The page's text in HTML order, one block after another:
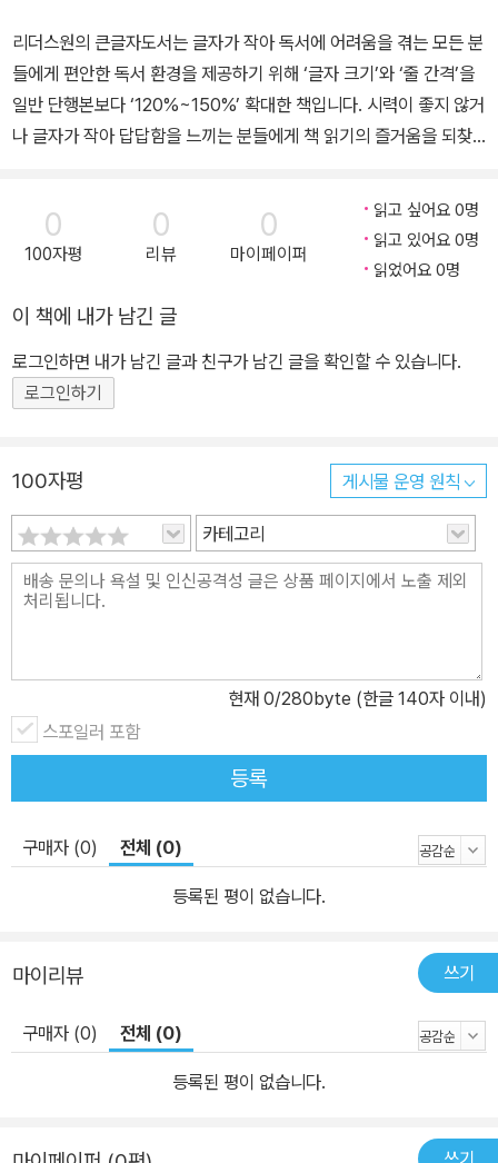
리더스원의 큰글자도서는 글자가 작아 독서에 어려움을 겪는 모든 분
들에게 편안한 독서 환경을 제공하기 위해 ‘글자 크기’와 ‘줄 간격’을
일반 단행본보다 ‘120%~150%’ 확대한 책입니다. 시력이 좋지 않거
나 글자가 작아 답답함을 느끼는 분들에게 책 읽기의 즐거움을 되찾
★ 독일 아마존, 슈피겔 베스트셀러 ★ 삶의 기쁨을 다채롭게 표현한
라울 뒤피의 그림 수록 “언제나 행복할 여지는 남아 있습니다.” 독일
의 국민 작가 악셀 하케가 스토아학파, 몽테뉴, 장자크 상페에게서 찾
한가? 눈살을 찌푸렸는가? 아니면 혹시 은은한 미소를 지었는가? 누
구나 밝은 표정, 긍정적인 마음으로 유쾌하게 살아가고 싶지만 그렇
게 하기가 무척 어렵다. 우리는 모두 각자의 문제를 갖고 하루하루를
힘겹게 살아간다. 또한 기후위기, 전쟁, 정치 분열 등 뉴스에서 들리는
절망을 무시한 채 유쾌하게 살아도 괜찮을까? 이 책 『삶은 당신의 표
정을 닮아간다』의 저자 악셀 하케는 이 질문을 바탕으로 우리를 ‘유쾌
함’의 넓고 깊은 세계로 안내한다. 그는 유쾌한 사람이 되고 싶지만 개
인적 경험과 여러 사회 문제는 그를 고민에 빠뜨린다. 삶을 버겁게 느
끼고 싶지 않지만 왜 그것이 어려울까? 왜 유쾌한 사람이 되고 싶을
게 다루었는지 탐구한다. 아리스토텔레스부터 몽테뉴, 괴테, 장자크
상페까지 유쾌함을 고민한 여러 인물의 글과 작품을 들여다보고, 그
속에서 발견한 것을 전한다. 예를 들어 장자크 상페는 불우한 어린 시
절을 보냈지만 그것을 극복하기 위해 유쾌한 삽화를 그렸고, “언제나
자 에곤 프리델은 언제나 똑같이 즐기고 죽을 준비가 되어 있는 몽테
뉴를 “유쾌한 세속적 인간 유형”이라고 일컬었다. 이렇듯 다양한 분
면 스마트폰을 던져두고 이 책을 아주 천천히 읽어보면 좋겠다.” 문화
사회에서 오랫동안 ‘인생의 재미’를 강조해 온 선구자로서 이 책을 극
찬했다. 그는 독일의 철학, 심리학, 문학 등이 오래전부터 즐거운 삶을
0
100자평
0
리뷰
0
마이페이퍼
읽고 싶어요 0명
읽고 있어요 0명
읽었어요 0명
이 책에 내가 남긴 글
로그인하면 내가 남긴 글과 친구가 남긴 글을 확인할 수 있습니다.
로그인하기
100자평 게시물 운영 원칙
카테고리
현재 0/280byte (한글 140자 이내)
스포일러 포함
등록
구매자 (0) 전체 (0)
등록된 평이 없습니다.
마이리뷰 쓰기
구매자 (0) 전체 (0)
등록된 평이 없습니다.